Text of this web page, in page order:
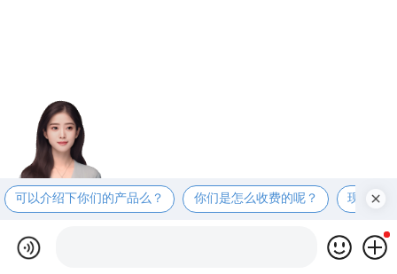
可以介绍下你们的产品么？ 你们是怎么收费的呢？ 现在有